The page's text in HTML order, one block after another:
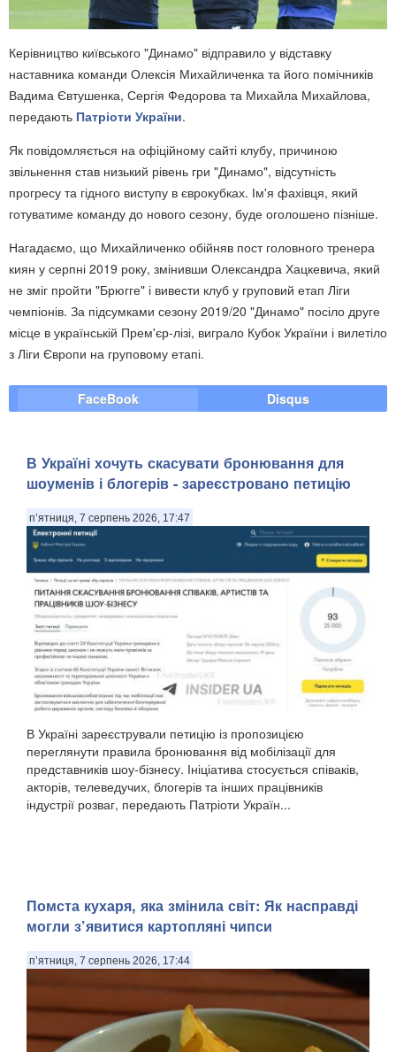
Керівництво київського "Динамо" відправило у відставку
наставника команди Олексія Михайличенка та його помічників
Вадима Євтушенка, Сергія Федорова та Михайла Михайлова,
передають Патріоти України.
Як повідомляється на офіційному сайті клубу, причиною
звільнення став низький рівень гри "Динамо", відсутність
прогресу та гідного виступу в єврокубках. Ім'я фахівця, який
готуватиме команду до нового сезону, буде оголошено пізніше.
Нагадаємо, що Михайличенко обійняв пост головного тренера
киян у серпні 2019 року, змінивши Олександра Хацкевича, який
не зміг пройти "Брюгге" і вивести клуб у груповий етап Ліги
чемпіонів. За підсумками сезону 2019/20 "Динамо" посіло друге
місце в українській Прем'єр-лізі, виграло Кубок України і вилетіло
з Ліги Європи на груповому етапі.
FaceBook Disqus
В Україні хочуть скасувати бронювання для
шоуменів і блогерів - зареєстровано петицію
п’ятниця, 7 серпень 2026, 17:47
В Україні зареєстрували петицію із пропозицією
переглянути правила бронювання від мобілізації для
представників шоу-бізнесу. Ініціатива стосується співаків,
акторів, телеведучих, блогерів та інших працівників
індустрії розваг, передають Патріоти Україн...
Помста кухаря, яка змінила світ: Як насправді
могли з’явитися картопляні чипси
п’ятниця, 7 серпень 2026, 17:44